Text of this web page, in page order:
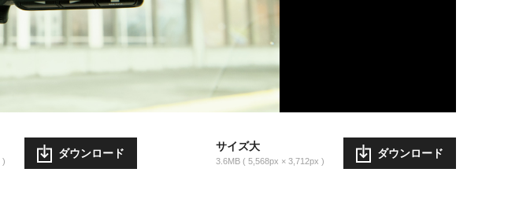
ダウンロード
サイズ大
3.6MB 5,568px × 3,712px
ダウンロード